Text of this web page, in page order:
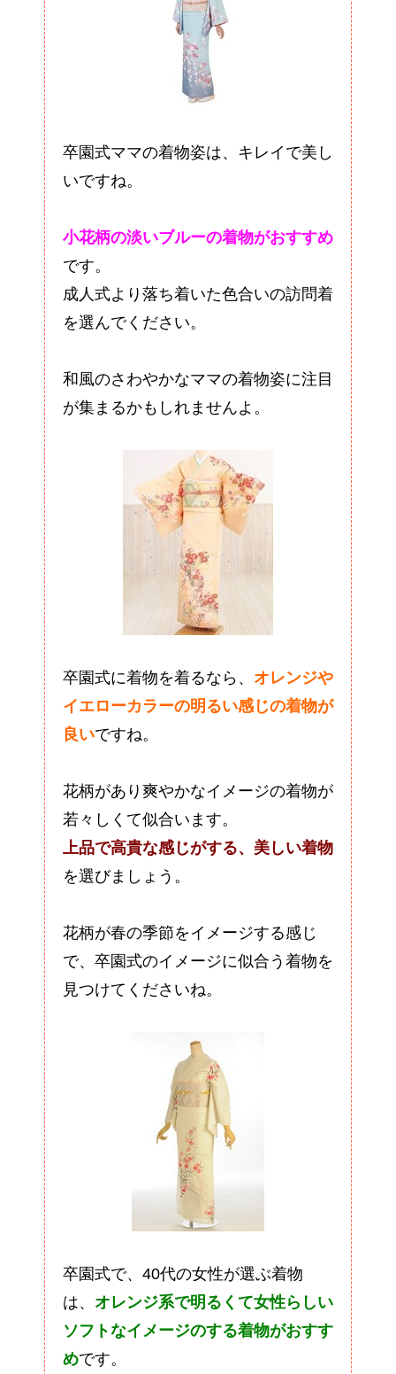
卒園式ママの着物姿は、キレイで美し
いですね。
小花柄の淡いブルーの着物がおすすめ
です。
成人式より落ち着いた色合いの訪問着
を選んでください。
和風のさわやかなママの着物姿に注目
が集まるかもしれませんよ。
卒園式に着物を着るなら、 オレンジや
イエローカラーの明るい感じの着物が
良いですね。
花柄があり爽やかなイメージの着物が
若々しくて似合います。
上品で高貴な感じがする、美しい着物
を選びましょう。
花柄が春の季節をイメージする感じ
で、卒園式のイメージに似合う着物を
見つけてくださいね。
卒園式で、40代の女性が選ぶ着物
は、 オレンジ系で明るくて女性らしい
ソフトなイメージのする着物がおすす
めです。